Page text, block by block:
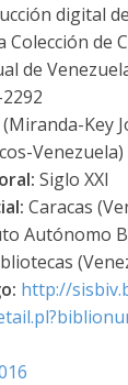
digital
de
de
Key
Venezuela)
Siglo XXI
Caracas
Autónomo
http://